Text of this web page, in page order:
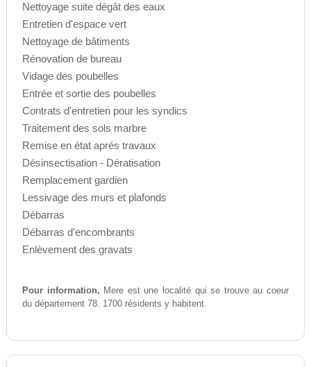
Nettoyage suite dégât des eaux
Entretien d'espace vert
Nettoyage de bâtiments
Rénovation de bureau
Vidage des poubelles
Entrée et sortie des poubelles
Contrats d'entretien pour les syndics
Traitement des sols marbre
Remise en état aprés travaux
Désinsectisation - Dératisation
Remplacement gardien
Lessivage des murs et plafonds
Débarras
Débarras d’encombrants
Enlèvement des gravats
Pour information, Mere est une localité qui se trouve au coeur
du département 78. 1700 résidents y habitent.